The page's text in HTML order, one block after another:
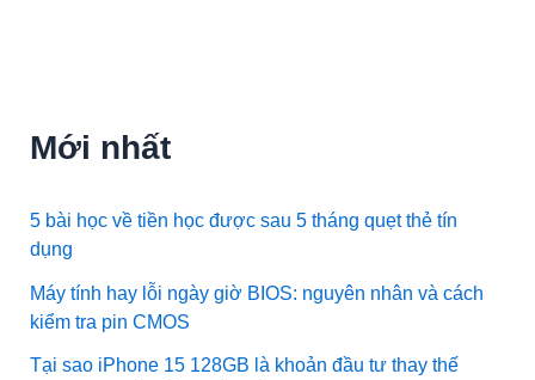
Mới nhất
5 bài học về tiền học được sau 5 tháng quẹt thẻ tín
dụng
Máy tính hay lỗi ngày giờ BIOS: nguyên nhân và cách
kiểm tra pin CMOS
Tại sao iPhone 15 128GB là khoản đầu tư thay thế